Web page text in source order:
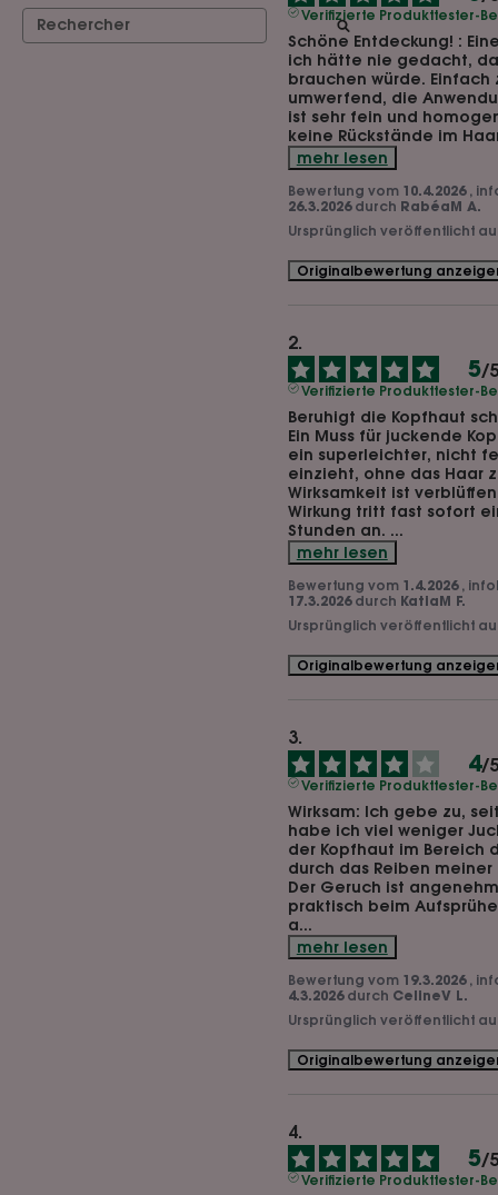
Verifizierte Produkttester-
Schöne Entdeckung! :
ich hätte nie gedacht,
brauchen würde. Einfach
umwerfend, die
ist sehr fein und
keine Rückstände im
mehr lesen
Bewertung vom 10.4.2026 ,
26.3.2026 durch RabéaM A.
Ursprünglich veröffentlicht
Originalbewertung
5/5
Verifizierte Produkttester-
Beruhigt die Kopfhaut
Ein Muss für juckende
ein superleichter, nicht
einzieht, ohne das Haar
Wirksamkeit ist
Wirkung tritt fast sofort
Stunden an. ...
mehr lesen
Bewertung vom 1.4.2026 ,
17.3.2026 durch KatiaM F.
Ursprünglich veröffentlicht
Originalbewertung
4/5
Verifizierte Produkttester-
Wirksam: Ich gebe zu,
habe ich viel weniger
der Kopfhaut im Bereich
durch das Reiben
Der Geruch ist
praktisch beim
a...
mehr lesen
Bewertung vom 19.3.2026 ,
4.3.2026 durch CelineV L.
Ursprünglich veröffentlicht
Originalbewertung
5/5
Verifizierte Produkttester-